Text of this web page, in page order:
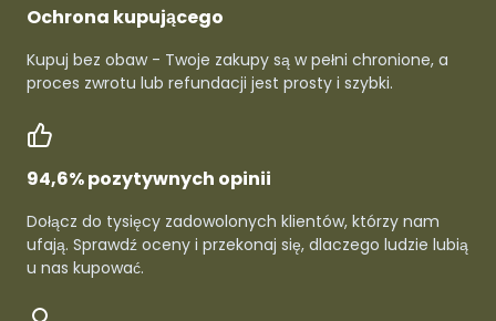
Ochrona kupującego
Kupuj bez obaw - Twoje zakupy są w pełni chronione, a
proces zwrotu lub refundacji jest prosty i szybki.
94,6% pozytywnych opinii
Dołącz do tysięcy zadowolonych klientów, którzy nam
ufają. Sprawdź oceny i przekonaj się, dlaczego ludzie lubią
u nas kupować.